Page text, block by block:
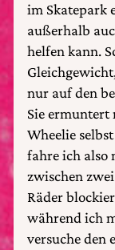
im Skatepark
außerhalb
helfen kann.
nur auf den
Sie ermuntert
Wheelie
fahre ich also
zwischen
Räder
während ich
versuche den